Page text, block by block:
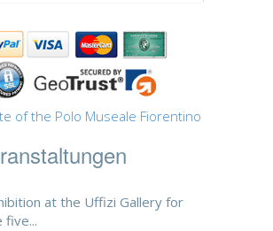
of the Polo Museale Fiorentino
at the Uffizi Gallery for
five...